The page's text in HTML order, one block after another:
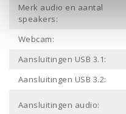
Merk audio en aantal
speakers:
Webcam:
Aansluitingen USB 3.1:
Aansluitingen USB 3.2:
Aansluitingen audio: